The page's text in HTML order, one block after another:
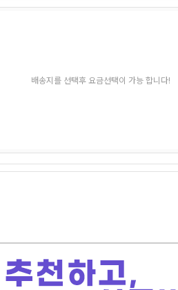
배송지를 선택후 요금선택이 가능 합니다!